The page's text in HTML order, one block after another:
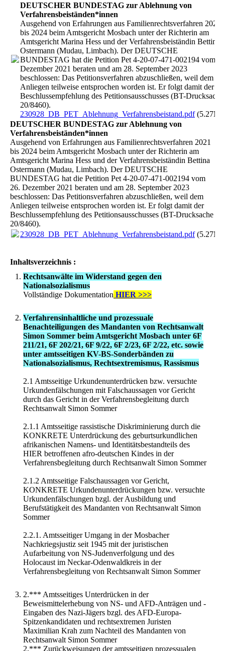
DEUTSCHER BUNDESTAG zur Ablehnung von
Verfahrensbeiständen*innen
Ausgehend von Erfahrungen aus Familienrechtsverfahren 2021
bis 2024 beim Amtsgericht Mosbach unter der Richterin am
Amtsgericht Marina Hess und der Verfahrensbeiständin Bettina
Ostermann (Mudau, Limbach). Der DEUTSCHE
BUNDESTAG hat die Petition Pet 4-20-07-471-002194 vom
Dezember 2021 beraten und am 28. September 2023
beschlossen: Das Petitionsverfahren abzuschließen, weil dem
Anliegen teilweise entsprochen worden ist. Er folgt damit der
Beschlussempfehlung des Petitionsausschusses (BT-Drucksache
20/8460).
230928_DB_PET_Ablehnung_Verfahrensbeistand.pdf
DEUTSCHER BUNDESTAG zur Ablehnung von
Verfahrensbeiständen*innen
Ausgehend von Erfahrungen aus Familienrechtsverfahren 2021
bis 2024 beim Amtsgericht Mosbach unter der Richterin am
Amtsgericht Marina Hess und der Verfahrensbeiständin Bettina
Ostermann (Mudau, Limbach). Der DEUTSCHE
BUNDESTAG hat die Petition Pet 4-20-07-471-002194 vom
26. Dezember 2021 beraten und am 28. September 2023
beschlossen: Das Petitionsverfahren abzuschließen, weil dem
Anliegen teilweise entsprochen worden ist. Er folgt damit der
Beschlussempfehlung des Petitionsausschusses (BT-Drucksache
20/8460).
230928_DB_PET_Ablehnung_Verfahrensbeistand.pdf
Inhaltsverzeichnis :
Rechtsanwälte im Widerstand gegen den
Nationalsozialismus
Vollständige Dokumentation HIER >>>
Verfahrensinhaltliche und prozessuale
Benachteiligungen des Mandanten von Rechtsanwalt
Simon Sommer beim Amtsgericht Mosbach unter 6F
211/21, 6F 202/21, 6F 9/22, 6F 2/23, 6F 2/22, etc. sowie
unter amtsseitigen KV-BS-Sonderbänden zu
Nationalsozialismus, Rechtsextremismus, Rassismus
2.1 Amtsseitige Urkundenunterdrücken bzw. versuchte
Urkundenfälschungen mit Falschaussagen vor Gericht
durch das Gericht in der Verfahrensbegleitung durch
Rechtsanwalt Simon Sommer
2.1.1 Amtsseitige rassistische Diskriminierung durch die
KONKRETE Unterdrückung des geburtsurkundlichen
afrikanischen Namens- und Identitätsbestandteils des
HIER betroffenen afro-deutschen Kindes in der
Verfahrensbegleitung durch Rechtsanwalt Simon Sommer
2.1.2 Amtsseitige Falschaussagen vor Gericht,
KONKRETE Urkundenunterdrückungen bzw. versuchte
Urkundenfälschungen bzgl. der Ausbildung und
Berufstätigkeit des Mandanten von Rechtsanwalt Simon
Sommer
2.2.1. Amtsseitiger Umgang in der Mosbacher
Nachkriegsjustiz seit 1945 mit der juristischen
Aufarbeitung von NS-Judenverfolgung und des
Holocaust im Neckar-Odenwaldkreis in der
Verfahrensbegleitung von Rechtsanwalt Simon Sommer
2.*** Amtsseitiges Unterdrücken in der
Beweismittelerhebung von NS- und AFD-Anträgen und -
Eingaben des Nazi-Jägers bzgl. des AFD-Europa-
Spitzenkandidaten und rechtsextremen Juristen
Maximilian Krah zum Nachteil des Mandanten von
Rechtsanwalt Simon Sommer
2.*** Zurückweisungen der amtsseitigen prozessualen